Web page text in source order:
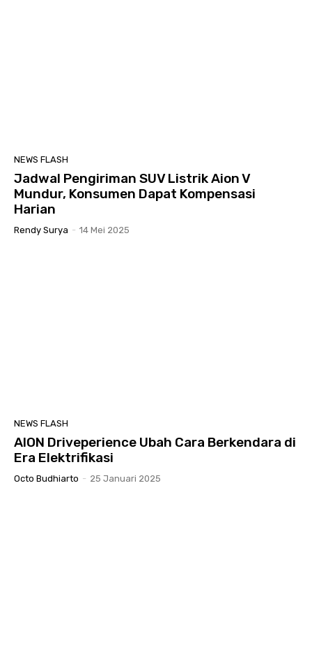
NEWS FLASH
Jadwal Pengiriman SUV Listrik Aion V
Mundur, Konsumen Dapat Kompensasi
Harian
Rendy Surya - 14 Mei 2025
NEWS FLASH
AION Driveperience Ubah Cara Berkendara di
Era Elektrifikasi
Octo Budhiarto - 25 Januari 2025